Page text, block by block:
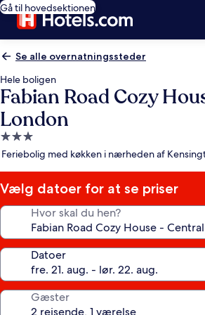
Gå til hovedsektionen
Se alle overnatningssteder
Hele boligen
Fabian Road Cozy
London
3.0-
stjernet
Feriebolig med køkken i nærheden af
Vælg datoer for at se priser
Hvor skal du hen?
Datoer
Gæster